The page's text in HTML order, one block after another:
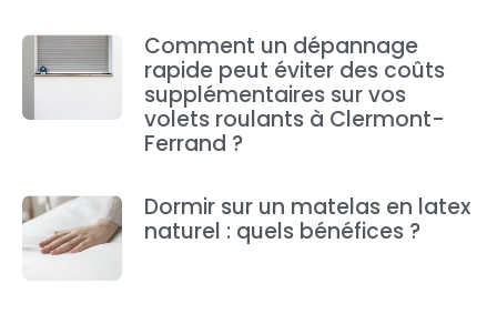
Comment un dépannage
rapide peut éviter des coûts
supplémentaires sur vos
volets roulants à Clermont-
Ferrand ?
Dormir sur un matelas en latex
naturel : quels bénéfices ?